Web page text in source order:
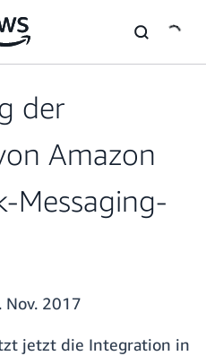
der
Amazon
Messaging-
Nov. 2017
jetzt die Integration in